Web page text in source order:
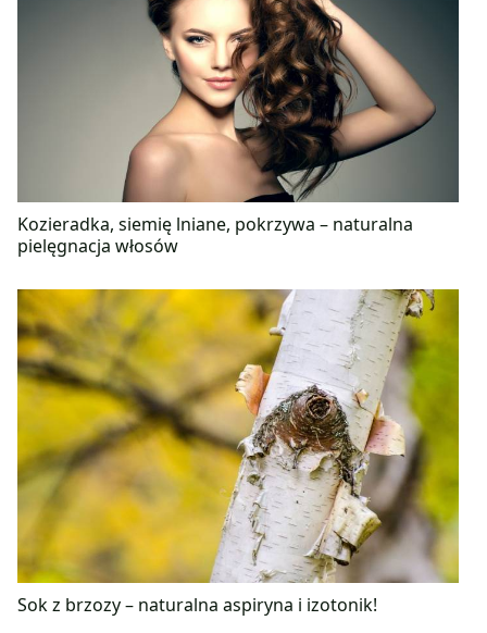
Kozieradka, siemię lniane, pokrzywa – naturalna
pielęgnacja włosów
Sok z brzozy – naturalna aspiryna i izotonik!